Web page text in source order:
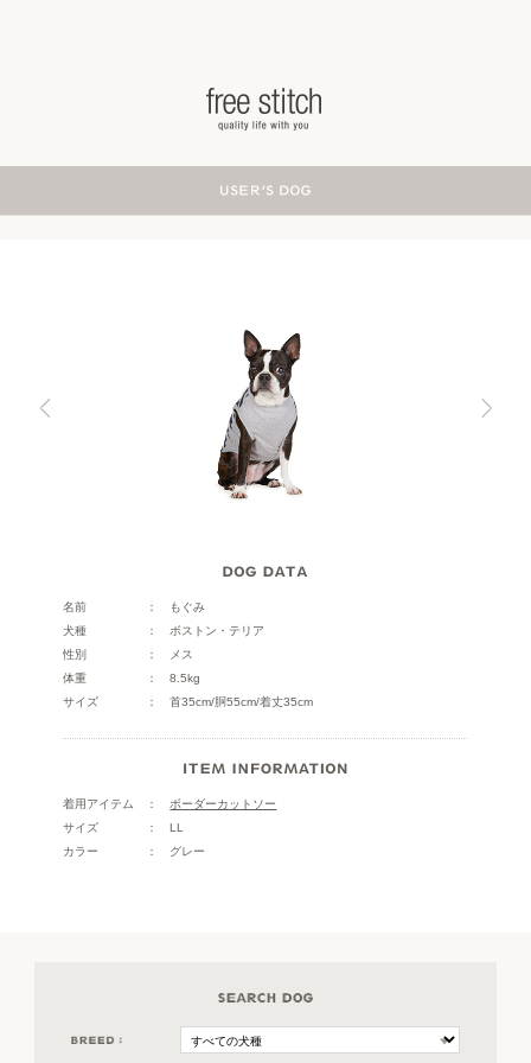
名前
もぐみ
犬種
ボストン・テリア
性別
メス
体重
8.5kg
サイズ
首35cm/胴55cm/着丈35cm
着用アイテム
ボーダーカットソー
サイズ
LL
カラー
グレー